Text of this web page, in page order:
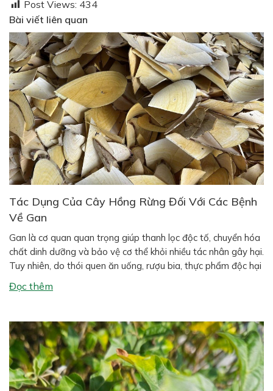
Post Views: 434
Bài viết liên quan
Tác Dụng Của Cây Hồng Rừng Đối Với Các Bệnh
Về Gan
Gan là cơ quan quan trọng giúp thanh lọc độc tố, chuyển hóa
chất dinh dưỡng và bảo vệ cơ thể khỏi nhiều tác nhân gây hại.
Tuy nhiên, do thói quen ăn uống, rượu bia, thực phẩm độc hại
và môi trường ô nhiễm, các bệnh về gan ngày càng phổ biến
như gan […]
Đọc thêm